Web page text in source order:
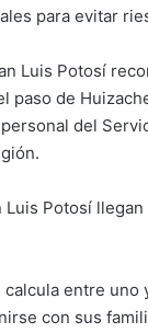
para evitar
Luis Potosí
paso de
del
Luis Potosí
entre
con sus